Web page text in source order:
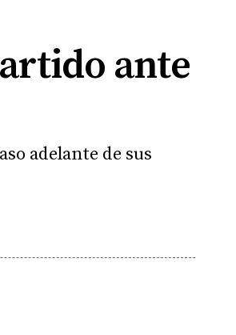
ante
adelante de sus